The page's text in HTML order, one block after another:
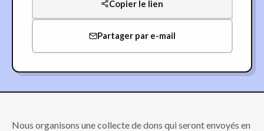
Copier le lien
Partager par e-mail
Nous organisons une collecte de dons qui seront envoyés en